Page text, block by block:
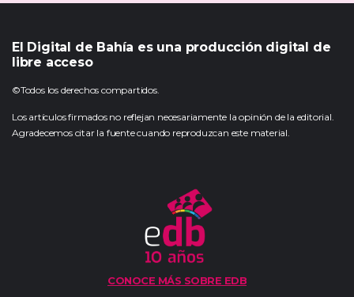
El Digital de Bahía es una producción digital de
libre acceso
©Todos los derechos compartidos.
Los artículos firmados no reflejan necesariamente la opinión de la editorial.
Agradecemos citar la fuente cuando reproduzcan este material.
CONOCE MÁS SOBRE EDB